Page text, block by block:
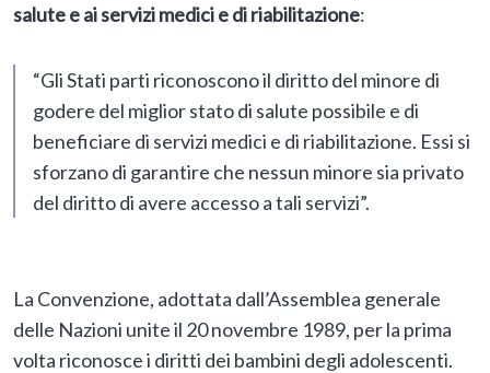
salute e ai servizi medici e di riabilitazione:
“Gli Stati parti riconoscono il diritto del minore di
godere del miglior stato di salute possibile e di
beneficiare di servizi medici e di riabilitazione. Essi si
sforzano di garantire che nessun minore sia privato
del diritto di avere accesso a tali servizi”.
La Convenzione, adottata dall’Assemblea generale
delle Nazioni unite il 20 novembre 1989, per la prima
volta riconosce i diritti dei bambini degli adolescenti.